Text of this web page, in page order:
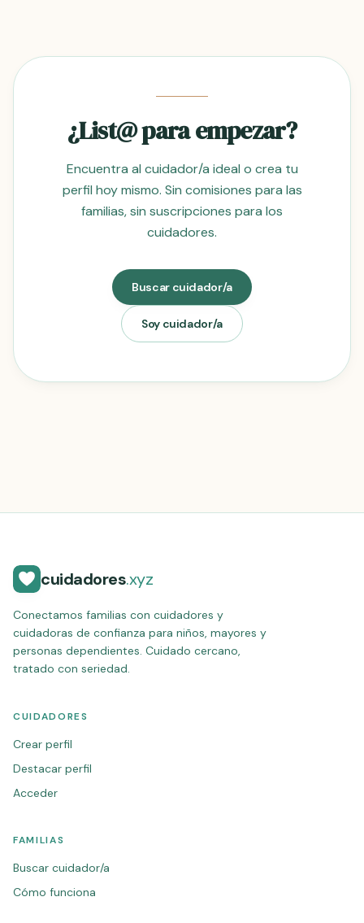
¿List@ para empezar?
Encuentra al cuidador/a ideal o crea tu
perfil hoy mismo. Sin comisiones para las
familias, sin suscripciones para los
cuidadores.
Buscar cuidador/a
Soy cuidador/a
cuidadores.xyz
Conectamos familias con cuidadores y
cuidadoras de confianza para niños, mayores y
personas dependientes. Cuidado cercano,
tratado con seriedad.
CUIDADORES
Crear perfil
Destacar perfil
Acceder
FAMILIAS
Buscar cuidador/a
Cómo funciona